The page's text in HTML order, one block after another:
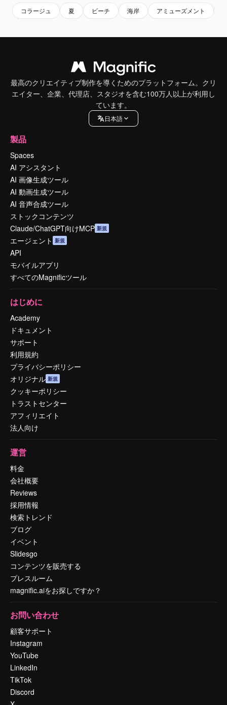
コラージュ 夏 ビーチ 海岸 アミューズメント
最高のクリエイティブ制作を導くためのプラットフォーム。クリ
エイター、企業、代理店、スタジオを含む100万人以上が利用し
ています。
日本語
製品
Spaces
AI アシスタント
AI 画像生成ツール
AI 動画生成ツール
AI 音声合成ツール
ストックコンテンツ
Claude/ChatGPT向けMCP 新規
エージェント 新規
API
モバイルアプリ
すべてのMagnificツール
はじめに
Academy
ドキュメント
サポート
利用規約
プライバシーポリシー
オリジナル 新規
クッキーポリシー
トラストセンター
アフィリエイト
法人向け
運営
料金
会社概要
Reviews
採用情報
検索トレンド
ブログ
イベント
Slidesgo
コンテンツを販売する
プレスルーム
magnific.aiをお探しですか？
お問い合わせ
顧客サポート
Instagram
YouTube
LinkedIn
TikTok
Discord